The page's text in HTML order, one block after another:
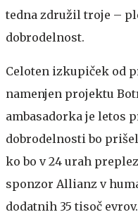
tedna združil troje –
dobrodelnost.
Celoten izkupiček od
namenjen projektu
ambasadorka je letos
dobrodelnosti bo
ko bo v 24 urah
sponzor Allianz v
dodatnih 35 tisoč evrov.